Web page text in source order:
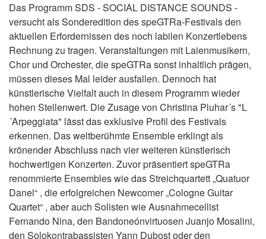
Das Programm SDS - SOCIAL DISTANCE SOUNDS -
versucht als Sonderedition des speGTRa-Festivals den
aktuellen Erfordernissen des noch labilen Konzertlebens
Rechnung zu tragen. Veranstaltungen mit Laienmusikern,
Chor und Orchester, die speGTRa sonst inhaltlich prägen,
müssen dieses Mal leider ausfallen. Dennoch hat
künstlerische Vielfalt auch in diesem Programm wieder
hohen Stellenwert. Die Zusage von Christina Pluhar´s "L
´Arpeggiata" lässt das exklusive Profil des Festivals
erkennen. Das weltberühmte Ensemble erklingt als
krönender Abschluss nach vier weiteren künstlerisch
hochwertigen Konzerten. Zuvor präsentiert speGTRa
renommierte Ensembles wie das Streichquartett „Quatuor
Danel“ , die erfolgreichen Newcomer „Cologne Guitar
Quartet“ , aber auch Solisten wie Ausnahmecellist
Fernando Nina, den Bandoneónvirtuosen Juanjo Mosalini,
den Solokontrabassisten Yann Dubost oder den